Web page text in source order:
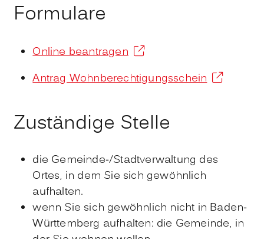
Formulare
Online beantragen
Antrag Wohnberechtigungsschein
Zuständige Stelle
die Gemeinde-/Stadtverwaltung des
Ortes, in dem Sie sich gewöhnlich
aufhalten.
wenn Sie sich gewöhnlich nicht in Baden-
Württemberg aufhalten: die Gemeinde, in